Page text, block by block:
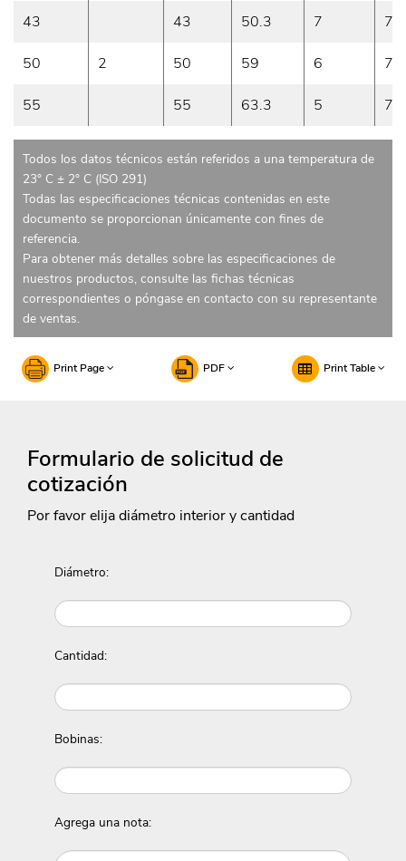
43 43 50.3 7 7
50 2 50 59 6 7
55 55 63.3 5 7
Todos los datos técnicos están referidos a una temperatura de
23° C ± 2° C (ISO 291)
Todas las especificaciones técnicas contenidas en este
documento se proporcionan únicamente con fines de
referencia.
Para obtener más detalles sobre las especificaciones de
nuestros productos, consulte las fichas técnicas
correspondientes o póngase en contacto con su representante
de ventas.
Print Page PDF Print Table
Formulario de solicitud de
cotización
Por favor elija diámetro interior y cantidad
Diámetro:
Cantidad:
Bobinas:
Agrega una nota: